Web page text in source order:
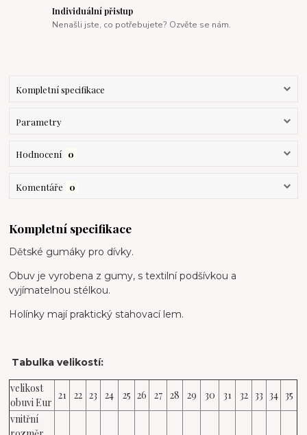
Individuální přistup
Nenašli jste, co potřebujete? Ozvěte se nám.
Kompletní specifikace
Parametry
Hodnocení 0
Komentáře 0
Kompletní specifikace
Dětské gumáky pro dívky.
Obuv je vyrobena z gumy, s textilní podšívkou a
vyjímatelnou stélkou.
Holínky mají praktický stahovací lem.
Tabulka velikostí:
velikost
obuvi Eur
21 22 23 24 25 26 27 28 29 30 31 32 33 34 35
vnitřní